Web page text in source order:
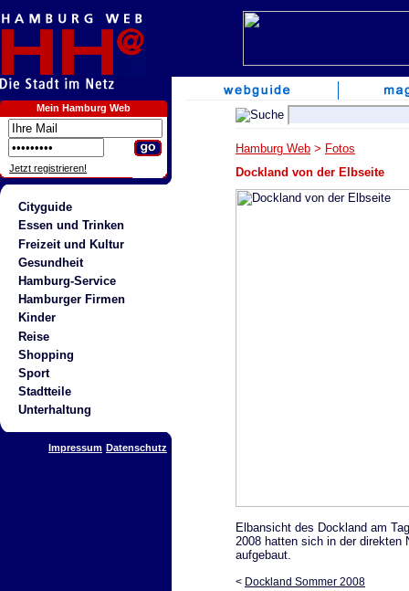
Mein Hamburg Web
Jetzt registrieren!
Cityguide
Essen und Trinken
Freizeit und Kultur
Gesundheit
Hamburg-Service
Hamburger Firmen
Kinder
Reise
Shopping
Sport
Stadtteile
Unterhaltung
Impressum Datenschutz
Hamburg Web > Fotos
Dockland von der Elbseite
Elbansicht des Dockland am
2008 hatten sich in der direkten
aufgebaut.
< Dockland Sommer 2008